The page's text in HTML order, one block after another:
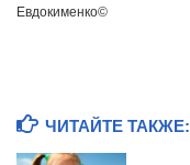
Евдокименко©
ЧИТАЙТЕ ТАКЖЕ: